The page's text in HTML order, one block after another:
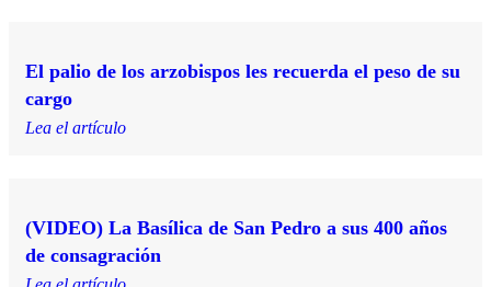
El palio de los arzobispos les recuerda el peso de su
cargo
Lea el artículo
(VIDEO) La Basílica de San Pedro a sus 400 años
de consagración